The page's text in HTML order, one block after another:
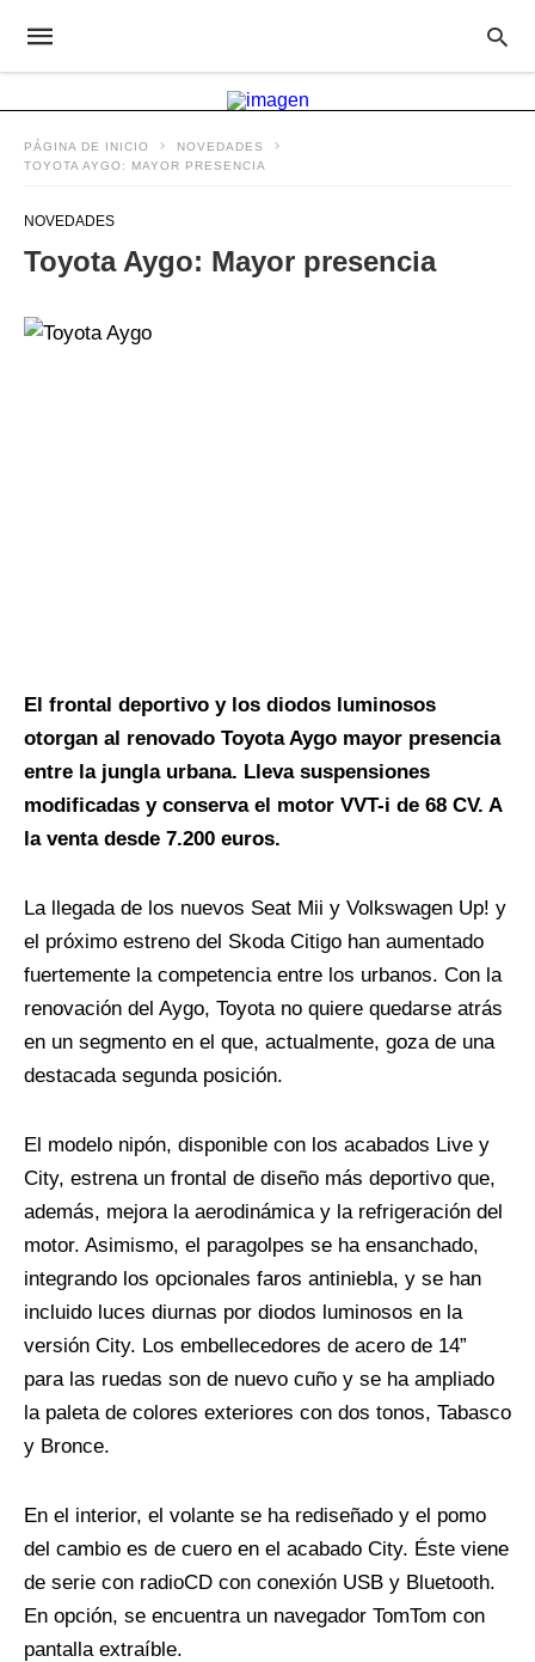
PÁGINA DE INICIO
NOVEDADES
TOYOTA AYGO: MAYOR PRESENCIA
NOVEDADES
Toyota Aygo: Mayor presencia
El frontal deportivo y los diodos luminosos
otorgan al renovado Toyota Aygo mayor presencia
entre la jungla urbana. Lleva suspensiones
modificadas y conserva el motor VVT-i de 68 CV. A
la venta desde 7.200 euros.
La llegada de los nuevos Seat Mii y Volkswagen Up! y
el próximo estreno del Skoda Citigo han aumentado
fuertemente la competencia entre los urbanos. Con la
renovación del Aygo, Toyota no quiere quedarse atrás
en un segmento en el que, actualmente, goza de una
destacada segunda posición.
El modelo nipón, disponible con los acabados Live y
City, estrena un frontal de diseño más deportivo que,
además, mejora la aerodinámica y la refrigeración del
motor. Asimismo, el paragolpes se ha ensanchado,
integrando los opcionales faros antiniebla, y se han
incluido luces diurnas por diodos luminosos en la
versión City. Los embellecedores de acero de 14”
para las ruedas son de nuevo cuño y se ha ampliado
la paleta de colores exteriores con dos tonos, Tabasco
y Bronce.
En el interior, el volante se ha rediseñado y el pomo
del cambio es de cuero en el acabado City. Éste viene
de serie con radioCD con conexión USB y Bluetooth.
En opción, se encuentra un navegador TomTom con
pantalla extraíble.